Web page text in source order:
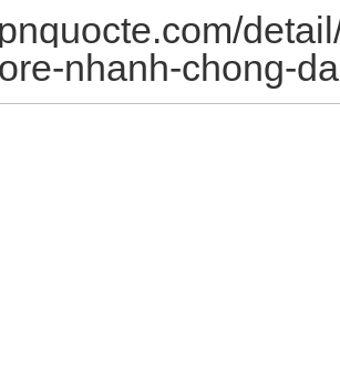
nhanh-chong-